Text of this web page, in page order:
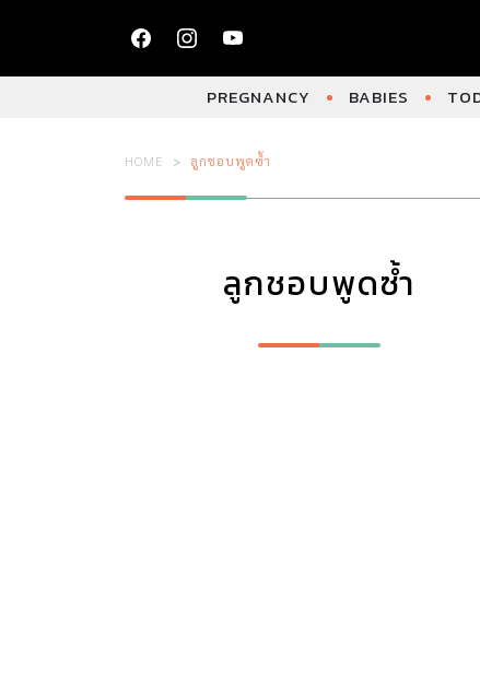
PREGNANCY BABIES
HOME ลูกชอบพูดซ้ำ
ลูกชอบพูดซ้ำ